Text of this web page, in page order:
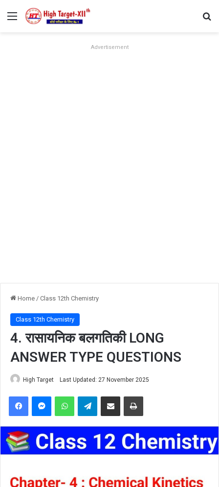
Menu
Advertisement
Home / Class 12th Chemistry
Class 12th Chemistry
4. रासायनिक बलगतिकी LONG
ANSWER TYPE QUESTIONS
High Target Last Updated: 27 November 2025
FacebookMessengerWhatsAppTelegramShare via Email Print